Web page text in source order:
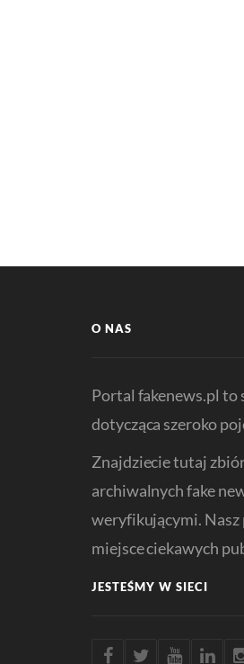
O NAS
Portal fakenews.pl
dotycząca szeroko
Znajdziecie tutaj
archiwalnych fake
weryfikującymi.
miejsce ciekawych
JESTEŚMY W SIECI